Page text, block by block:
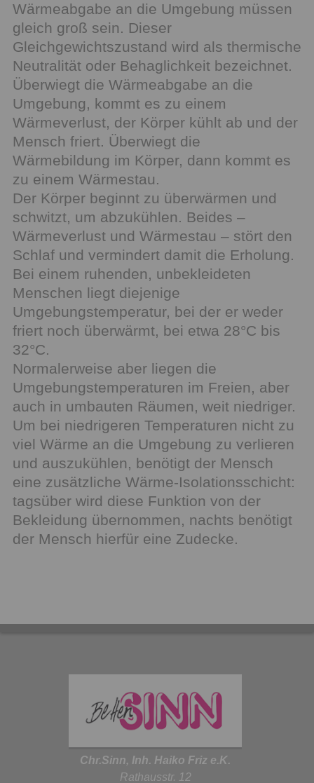
Wärmeabgabe an die Umgebung müssen
gleich groß sein. Dieser
Gleichgewichtszustand wird als thermische
Neutralität oder Behaglichkeit bezeichnet.
Überwiegt die Wärmeabgabe an die
Umgebung, kommt es zu einem
Wärmeverlust, der Körper kühlt ab und der
Mensch friert. Überwiegt die
Wärmebildung im Körper, dann kommt es
zu einem Wärmestau.
Der Körper beginnt zu überwärmen und
schwitzt, um abzukühlen. Beides –
Wärmeverlust und Wärmestau – stört den
Schlaf und vermindert damit die Erholung.
Bei einem ruhenden, unbekleideten
Menschen liegt diejenige
Umgebungstemperatur, bei der er weder
friert noch überwärmt, bei etwa 28°C bis
32°C.
Normalerweise aber liegen die
Umgebungstemperaturen im Freien, aber
auch in umbauten Räumen, weit niedriger.
Um bei niedrigeren Temperaturen nicht zu
viel Wärme an die Umgebung zu verlieren
und auszukühlen, benötigt der Mensch
eine zusätzliche Wärme-Isolationsschicht:
tagsüber wird diese Funktion von der
Bekleidung übernommen, nachts benötigt
der Mensch hierfür eine Zudecke.
Chr.Sinn, Inh. Haiko Friz e.K.
Rathausstr. 12